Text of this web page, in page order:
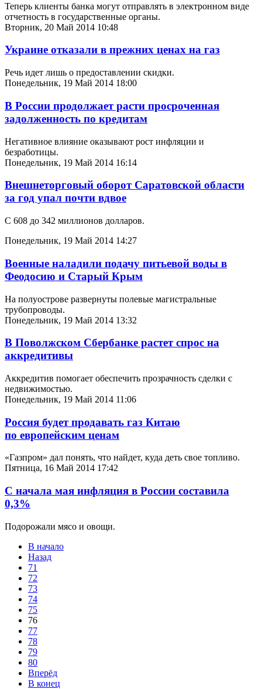
Теперь клиенты банка могут отправлять в электронном виде
отчетность в государственные органы.
Вторник, 20 Май 2014 10:48
Украине отказали в прежних ценах на газ
Речь идет лишь о предоставлении скидки.
Понедельник, 19 Май 2014 18:00
В России продолжает расти просроченная
задолженность по кредитам
Негативное влияние оказывают рост инфляции и
безработицы.
Понедельник, 19 Май 2014 16:14
Внешнеторговый оборот Саратовской области
за год упал почти вдвое
С 608 до 342 миллионов долларов.
Понедельник, 19 Май 2014 14:27
Военные наладили подачу питьевой воды в
Феодосию и Старый Крым
На полуострове развернуты полевые магистральные
трубопроводы.
Понедельник, 19 Май 2014 13:32
В Поволжском Сбербанке растет спрос на
аккредитивы
Аккредитив помогает обеспечить прозрачность сделки с
недвижимостью.
Понедельник, 19 Май 2014 11:06
Россия будет продавать газ Китаю
по европейским ценам
«Газпром» дал понять, что найдет, куда деть свое топливо.
Пятница, 16 Май 2014 17:42
С начала мая инфляция в России составила
0,3%
Подорожали мясо и овощи.
В начало
Назад
71
72
73
74
75
76
77
78
79
80
Вперёд
В конец